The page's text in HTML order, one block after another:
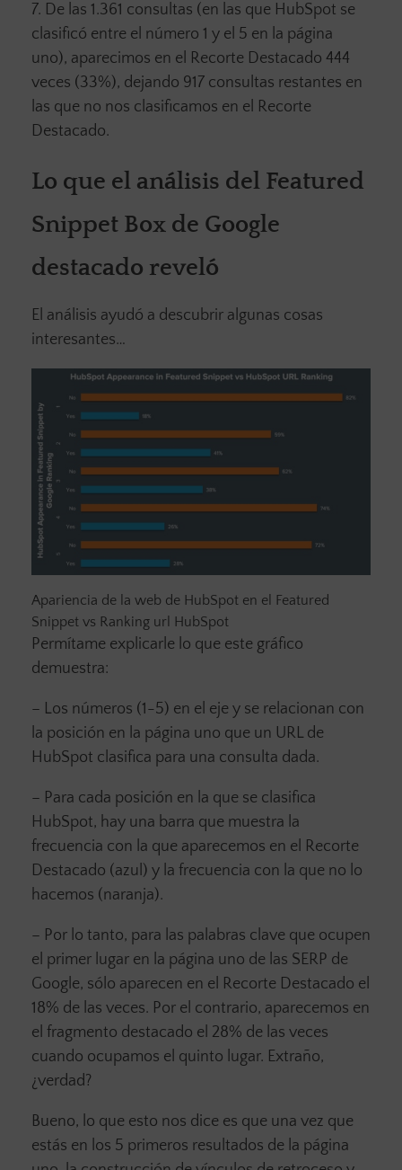
7. De las 1.361 consultas (en las que HubSpot se
clasificó entre el número 1 y el 5 en la página
uno), aparecimos en el Recorte Destacado 444
veces (33%), dejando 917 consultas restantes en
las que no nos clasificamos en el Recorte
Destacado.
Lo que el análisis del Featured
Snippet Box de Google
destacado reveló
El análisis ayudó a descubrir algunas cosas
interesantes…
Apariencia de la web de HubSpot en el Featured
Snippet vs Ranking url HubSpot
Permítame explicarle lo que este gráfico
demuestra:
– Los números (1-5) en el eje y se relacionan con
la posición en la página uno que un URL de
HubSpot clasifica para una consulta dada.
– Para cada posición en la que se clasifica
HubSpot, hay una barra que muestra la
frecuencia con la que aparecemos en el Recorte
Destacado (azul) y la frecuencia con la que no lo
hacemos (naranja).
– Por lo tanto, para las palabras clave que ocupen
el primer lugar en la página uno de las SERP de
Google, sólo aparecen en el Recorte Destacado el
18% de las veces. Por el contrario, aparecemos en
el fragmento destacado el 28% de las veces
cuando ocupamos el quinto lugar. Extraño,
¿verdad?
Bueno, lo que esto nos dice es que una vez que
estás en los 5 primeros resultados de la página